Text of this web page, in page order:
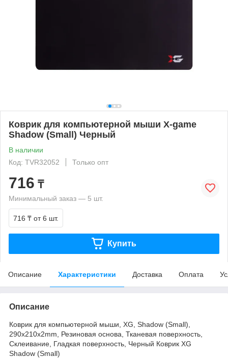
Коврик для компьютерной мыши X-game
Shadow (Small) Черный
В наличии
Код: TVR32052
Только опт
716 ₸
Минимальный заказ — 5 шт.
716 ₸ от 6 шт.
Купить
Описание Характеристики Доставка Оплата
Описание
Коврик для компьютерной мыши, XG, Shadow (Small),
290x210x2mm, Резиновая основа, Тканевая поверхность,
Склеивание, Гладкая поверхность, Черный Коврик XG
Shadow (Small)